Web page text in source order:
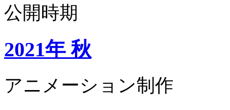
公開時期
2021年 秋
アニメーション制作